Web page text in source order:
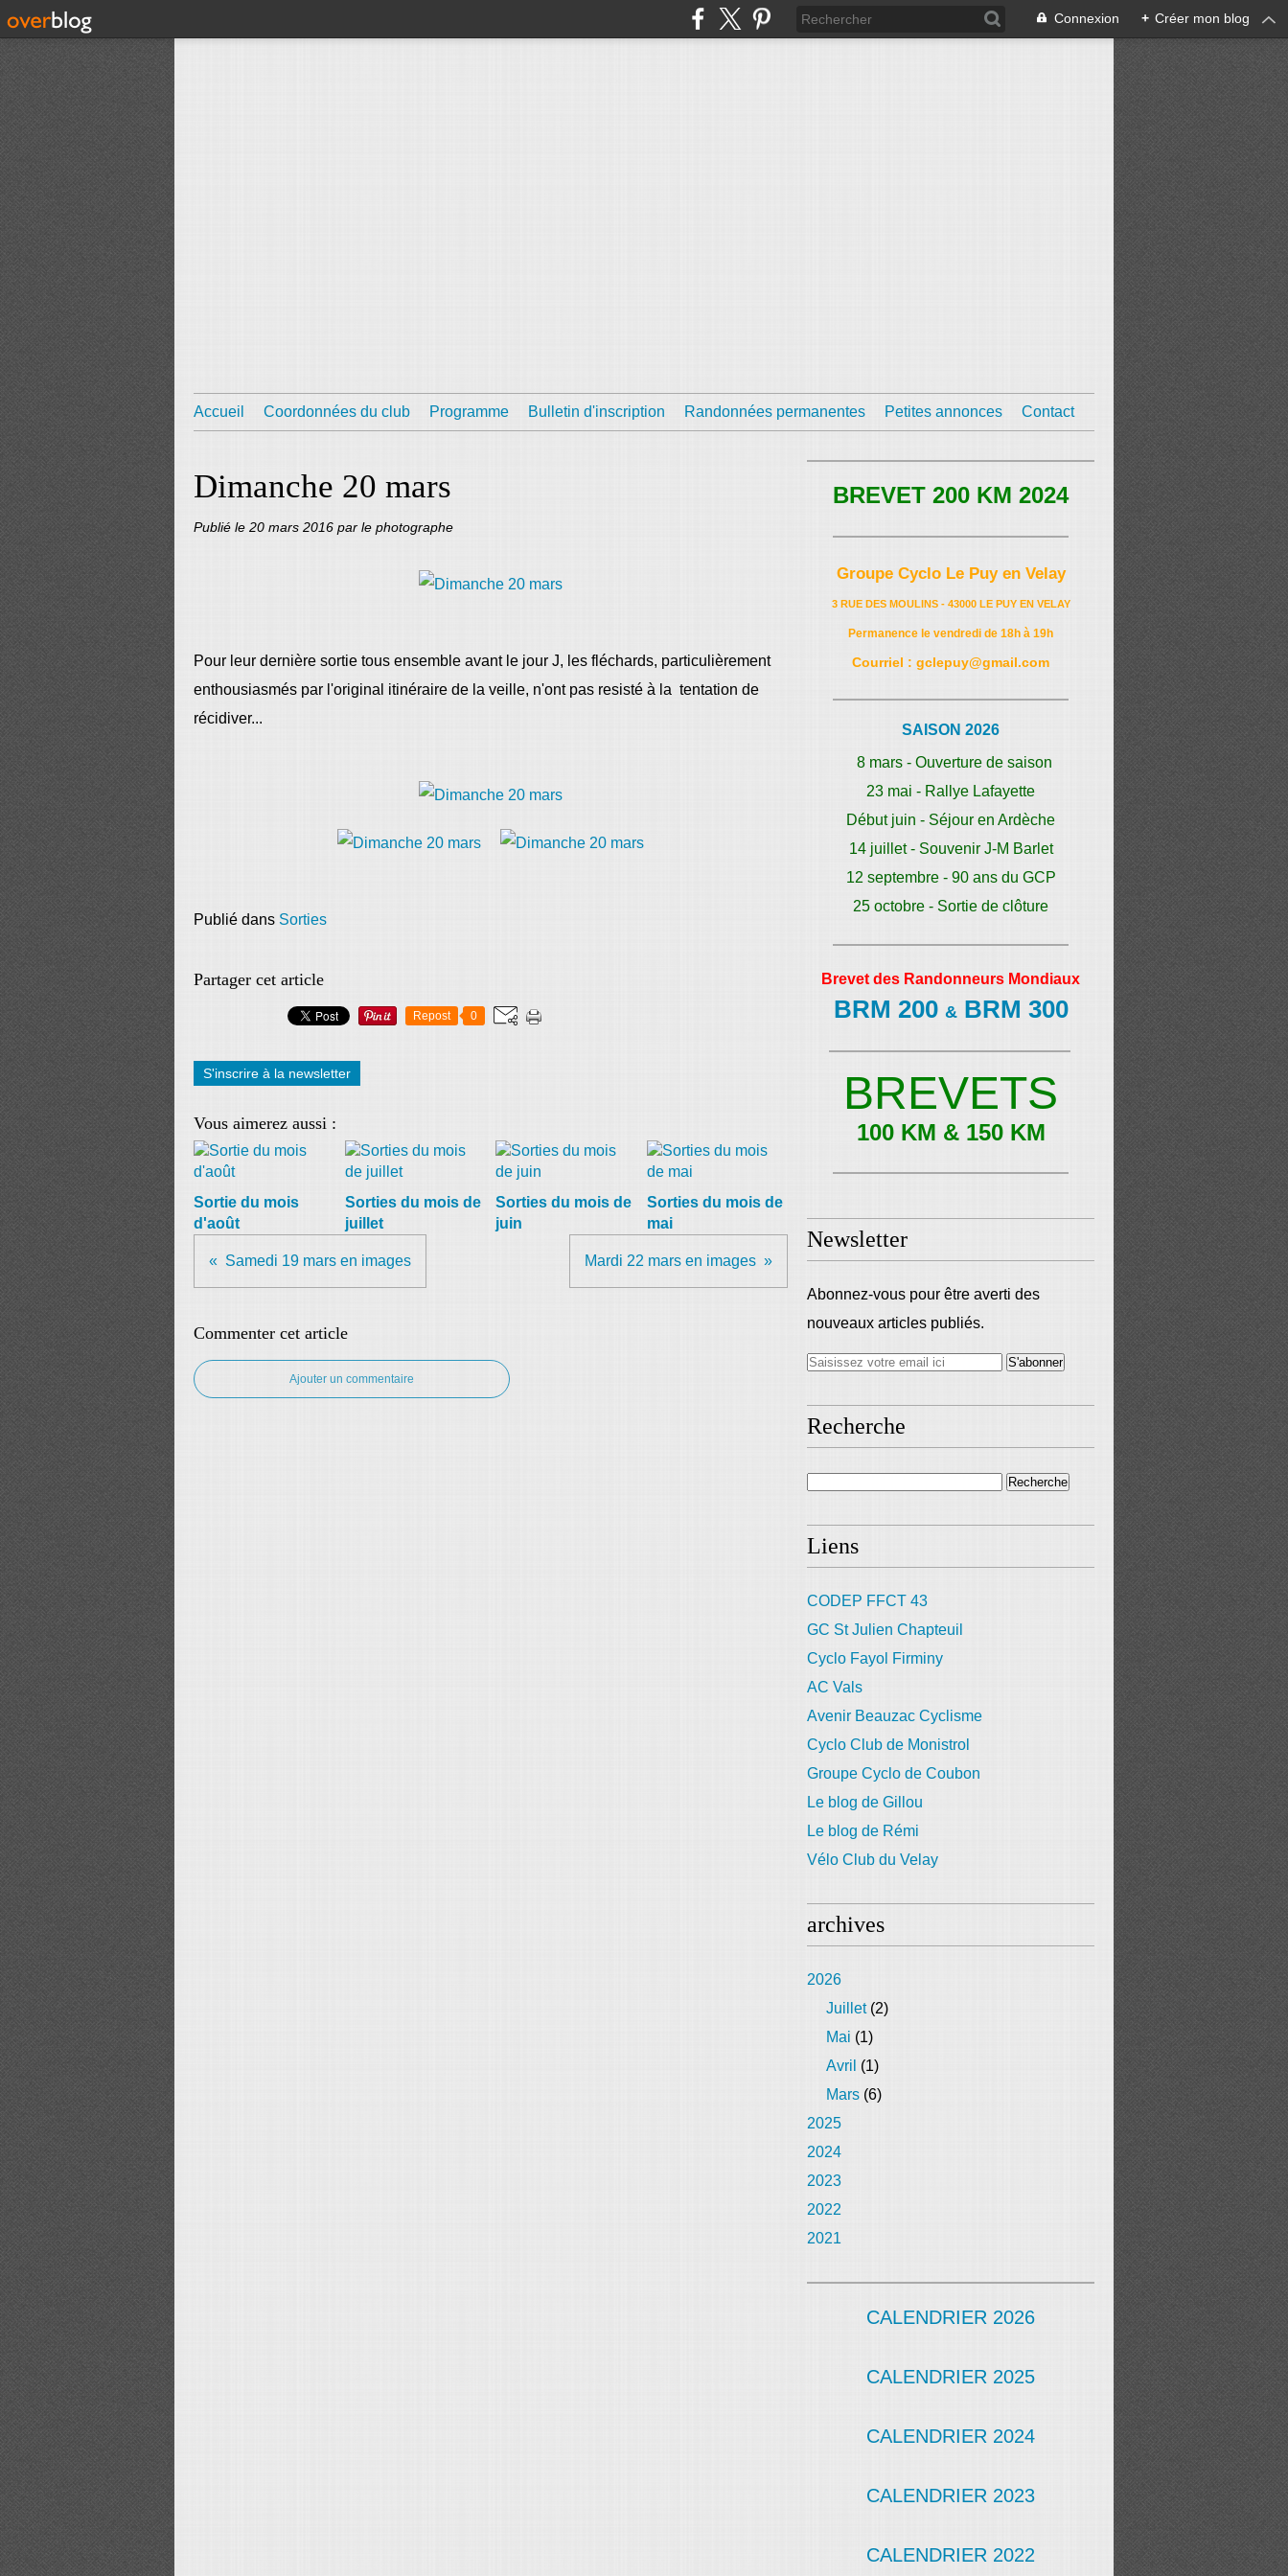
Connexion + Créer mon blog
Accueil Coordonnées du club Programme Bulletin d'inscription Randonnées permanentes Petites annonces Contact
Dimanche 20 mars
Publié le 20 mars 2016 par le photographe
Pour leur dernière sortie tous ensemble avant le jour J, les fléchards, particulièrement
enthousiasmés par l'original itinéraire de la veille, n'ont pas resisté à la tentation de
récidiver...
Publié dans Sorties
Partager cet article
Repost 0
S'inscrire à la newsletter
Vous aimerez aussi :
Sortie du mois
d'août
Sorties du mois de
juillet
Sorties du mois de
juin
Sorties du mois de
mai
Samedi 19 mars en images Mardi 22 mars en images
Commenter cet article
Ajouter un commentaire
BREVET 200 KM 2024
Groupe Cyclo Le Puy en Velay
3 RUE DES MOULINS - 43000 LE PUY EN VELAY
Permanence le vendredi de 18h à 19h
Courriel : gclepuy@gmail.com
SAISON 2026
8 mars - Ouverture de saison
23 mai - Rallye Lafayette
Début juin - Séjour en Ardèche
14 juillet - Souvenir J-M Barlet
12 septembre - 90 ans du GCP
25 octobre - Sortie de clôture
Brevet des Randonneurs Mondiaux
BRM 200 &BRM 300
BREVETS
100 KM & 150 KM
Newsletter
Abonnez-vous pour être averti des
nouveaux articles publiés.
Recherche
Liens
CODEP FFCT 43
GC St Julien Chapteuil
Cyclo Fayol Firminy
AC Vals
Avenir Beauzac Cyclisme
Cyclo Club de Monistrol
Groupe Cyclo de Coubon
Le blog de Gillou
Le blog de Rémi
Vélo Club du Velay
archives
2026
Juillet(2)
Mai (1)
Avril (1)
Mars (6)
2025
2024
2023
2022
2021
CALENDRIER 2026
CALENDRIER 2025
CALENDRIER 2024
CALENDRIER 2023
CALENDRIER 2022